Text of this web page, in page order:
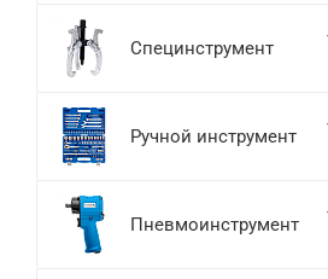
Специнструмент
Ручной инструмент
Пневмоинструмент